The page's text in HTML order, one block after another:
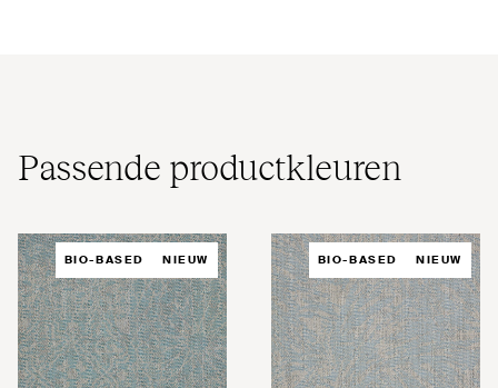
Passende pro­duct­kleuren
BIO-BASED NIEUW BIO-BASED NIEUW